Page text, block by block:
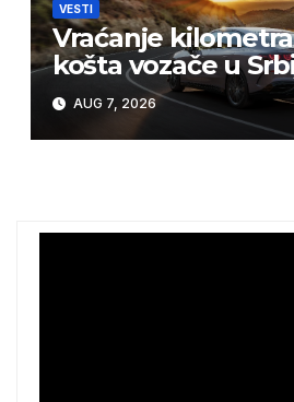
VESTI
Vraćanje
košta vozače u
AUG 7, 2026